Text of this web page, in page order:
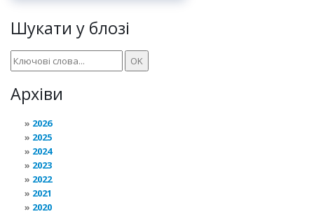
Шукати у блозі
Архіви
2026
2025
2024
2023
2022
2021
2020